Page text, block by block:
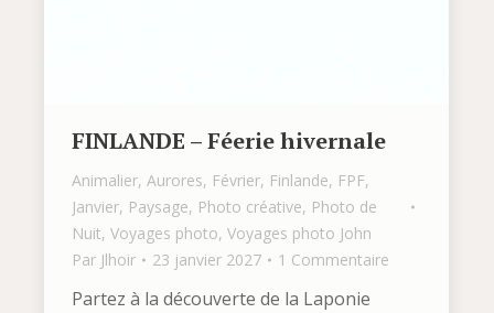
FINLANDE – Féerie hivernale
Animalier, Aurores, Février, Finlande, FPF,
Janvier, Paysage, Photo créative, Photo de
Nuit, Voyages photo, Voyages photo John
Par Jlhoir 23 janvier 2027 1 Commentaire
Partez à la découverte de la Laponie